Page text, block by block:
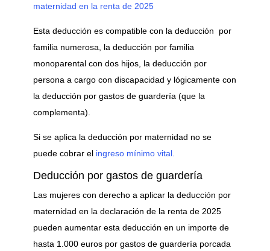
maternidad en la renta de 2025
Esta deducción es compatible con la deducción por
familia numerosa, la deducción por familia
monoparental con dos hijos, la deducción por
persona a cargo con discapacidad y lógicamente con
la deducción por gastos de guardería (que la
complementa).
Si se aplica la deducción por maternidad no se
puede cobrar el ingreso mínimo vital.
Deducción por gastos de guardería
Las mujeres con derecho a aplicar la deducción por
maternidad en la declaración de la renta de 2025
pueden aumentar esta deducción en un importe de
hasta 1.000 euros por gastos de guardería porcada